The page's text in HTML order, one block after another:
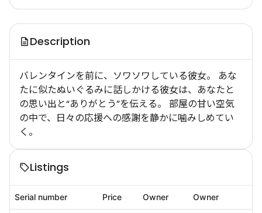
Description
バレンタインを前に、ソワソワしている彼女。 あな
たに似たぬいぐるみに話しかける彼女は、あなたと
の思い出と“ありがとう”を伝える。 部屋の甘い空気
の中で、日々の応援への感謝を静かに噛みしめてい
く。
Listings
Serial number Price Owner Owner